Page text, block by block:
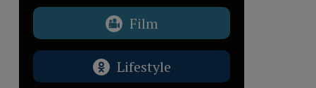
Film
Lifestyle